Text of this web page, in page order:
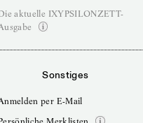
aktuelle IXYPSILONZETT-
Sonstiges
per E-Mail